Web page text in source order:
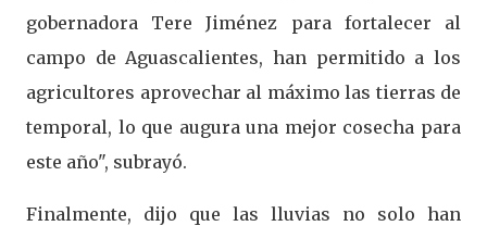
gobernadora Tere Jiménez para fortalecer al
campo de Aguascalientes, han permitido a los
agricultores aprovechar al máximo las tierras de
temporal, lo que augura una mejor cosecha para
este año", subrayó.
Finalmente, dijo que las lluvias no solo han